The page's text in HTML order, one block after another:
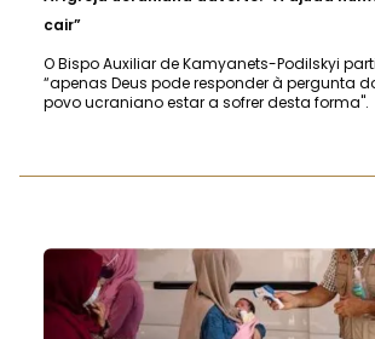
cair”
O Bispo Auxiliar de Kamyanets-Podilskyi
“apenas Deus pode responder à pergunta
povo ucraniano estar a sofrer desta forma".